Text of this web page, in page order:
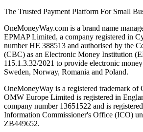
The Trusted Payment Platform For Small
OneMoneyWay.com is a brand name
EPMAP Limited, a company registered in
number ΗΕ 388513 and authorised by the
(CBC) as an Electronic Money Institution
115.1.3.32/2021 to provide electronic
Sweden, Norway, Romania and Poland.
OneMoneyWay is a registered trademark
OMW Europe Limited is registered in
company number 13651522 and is
Information Commissioner's Office (ICO)
ZB449652.